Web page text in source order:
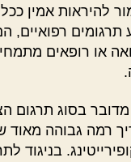
להיראות אמין
תרגומים רפואיים,
או רופאים
בסוג תרגום
רמה גבוהה מאוד
בניגוד